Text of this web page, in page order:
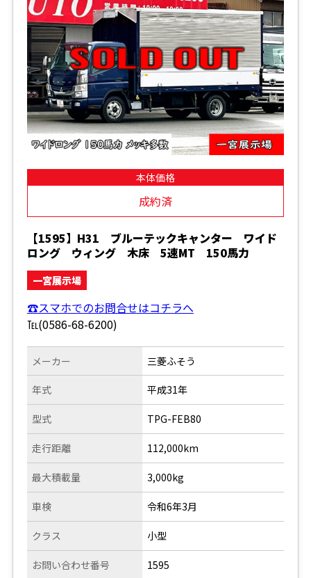
本体価格
成約済
【1595】H31 ブルーテックキャンター ワイド
ロング ウィング 木床 5速MT 150馬力
一宮展示場
☎スマホでのお問合せはコチラへ
℡(0586-68-6200)
メーカー
年式
型式
走行距離
三菱ふそう
平成31年
TPG-FEB80
112,000km
最大積載量
車検
クラス
お問い合わせ番号
3,000kg
令和6年3月
小型
1595